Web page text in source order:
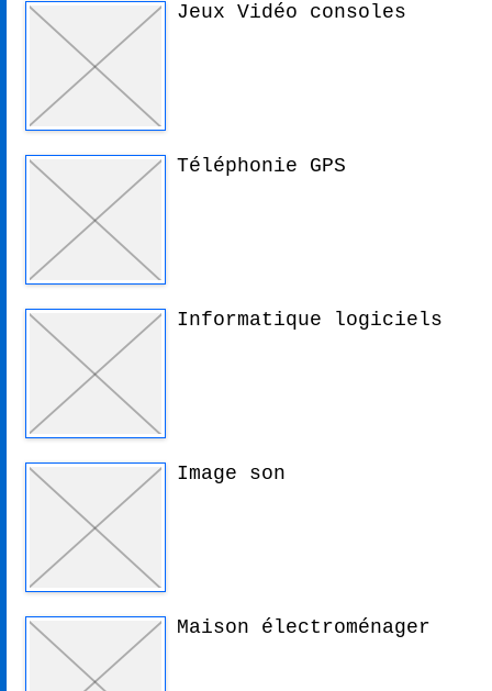
Jeux Vidéo consoles
Téléphonie GPS
Informatique logiciels
Image son
Maison électroménager